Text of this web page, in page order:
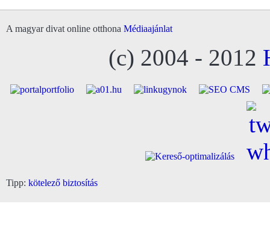
A magyar divat online otthona Médiaajánlat
(c) 2004 - 2012
Tipp: kötelező biztosítás